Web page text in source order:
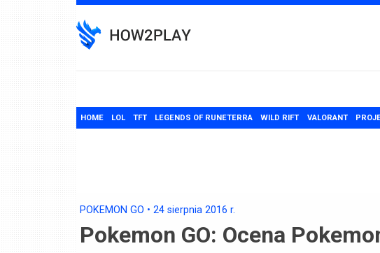
to
content
HOME LOL TFT LEGENDS OF RUNETERRA WILD RIFT VALORANT
POKEMON GO • 24 sierpnia 2016 r.
Pokemon GO: Ocena